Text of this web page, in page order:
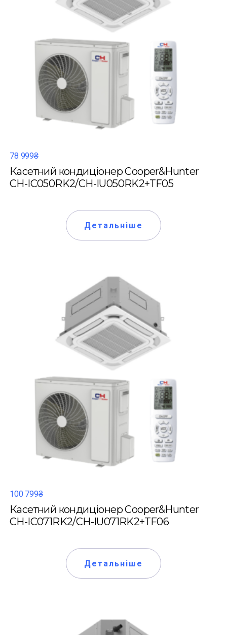
78 999₴
Касетний кондиціонер Cooper&Hunter
CH-IC050RK2/CH-IU050RK2+TF05
Детальніше
100 799₴
Касетний кондиціонер Cooper&Hunter
CH-IC071RK2/CH-IU071RK2+TF06
Детальніше